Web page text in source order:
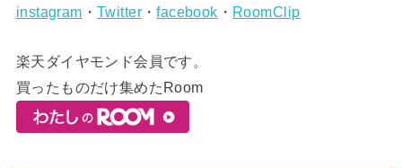
instagram ・Twitter・facebook ・ RoomClip
楽天ダイヤモンド会員です。
買ったものだけ集めたRoom